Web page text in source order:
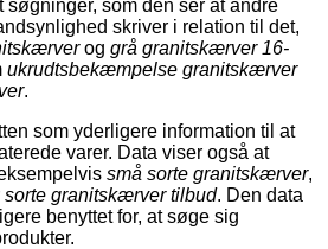
søgninger, som den ser at andre
skriver i relation til det,
og grå granitskærver 16-
ukrudtsbekæmpelse granitskærver
.
som yderligere information til at
varer. Data viser også at
små sorte granitskærver,
sorte granitskærver tilbud. Den data
benyttet for, at søge sig